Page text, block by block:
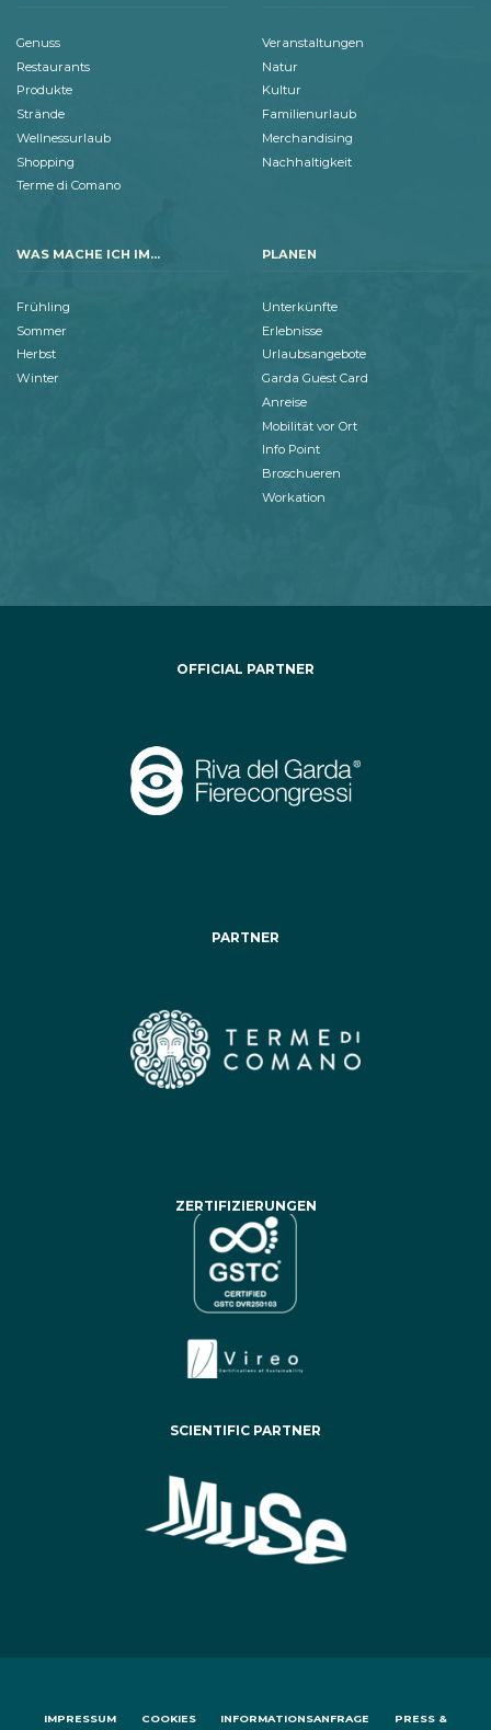
Genuss
Restaurants
Produkte
Strände
Wellnessurlaub
Shopping
Terme di Comano
Veranstaltungen
Natur
Kultur
Familienurlaub
Merchandising
Nachhaltigkeit
WAS MACHE ICH IM...
Frühling
Sommer
Herbst
Winter
PLANEN
Unterkünfte
Erlebnisse
Urlaubsangebote
Garda Guest Card
Anreise
Mobilität vor Ort
Info Point
Broschueren
Workation
OFFICIAL PARTNER
PARTNER
ZERTIFIZIERUNGEN
SCIENTIFIC PARTNER
IMPRESSUM COOKIES INFORMATIONSANFRAGE PRESS &